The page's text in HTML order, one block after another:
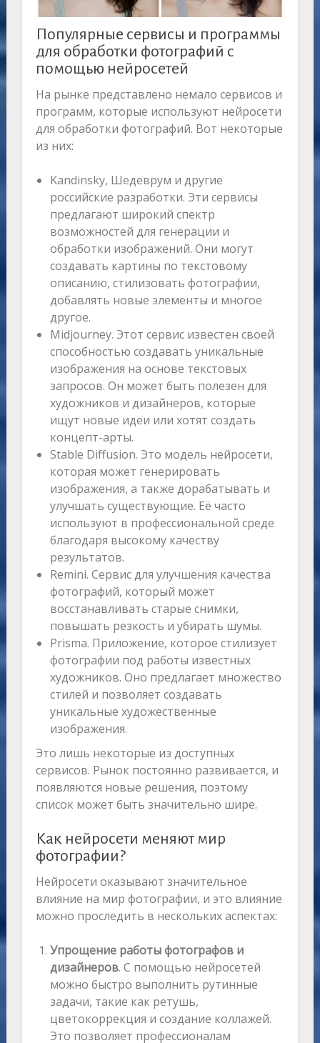
Популярные сервисы и программы
для обработки фотографий с
помощью нейросетей
На рынке представлено немало сервисов и
программ, которые используют нейросети
для обработки фотографий. Вот некоторые
из них:
Kandinsky, Шедеврум и другие
российские разработки. Эти сервисы
предлагают широкий спектр
возможностей для генерации и
обработки изображений. Они могут
создавать картины по текстовому
описанию, стилизовать фотографии,
добавлять новые элементы и многое
другое.
Midjourney. Этот сервис известен своей
способностью создавать уникальные
изображения на основе текстовых
запросов. Он может быть полезен для
художников и дизайнеров, которые
ищут новые идеи или хотят создать
концепт-арты.
Stable Diffusion. Это модель нейросети,
которая может генерировать
изображения, а также дорабатывать и
улучшать существующие. Её часто
используют в профессиональной среде
благодаря высокому качеству
результатов.
Remini. Сервис для улучшения качества
фотографий, который может
восстанавливать старые снимки,
повышать резкость и убирать шумы.
Prisma. Приложение, которое стилизует
фотографии под работы известных
художников. Оно предлагает множество
стилей и позволяет создавать
уникальные художественные
изображения.
Это лишь некоторые из доступных
сервисов. Рынок постоянно развивается, и
появляются новые решения, поэтому
список может быть значительно шире.
Как нейросети меняют мир
фотографии?
Нейросети оказывают значительное
влияние на мир фотографии, и это влияние
можно проследить в нескольких аспектах:
Упрощение работы фотографов и
дизайнеров. С помощью нейросетей
можно быстро выполнить рутинные
задачи, такие как ретушь,
цветокоррекция и создание коллажей.
Это позволяет профессионалам